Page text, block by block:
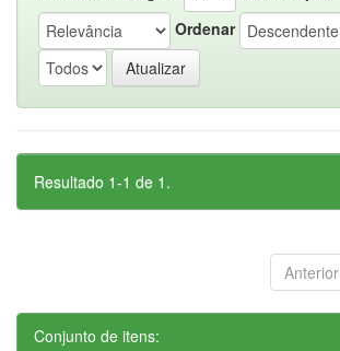
Ordenar
Resultado 1-1 de 1.
Anterior
Conjunto de itens: